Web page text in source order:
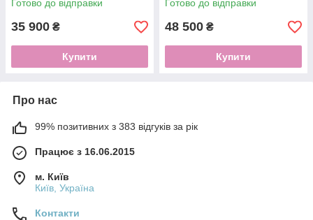
Готово до відправки
35 900 ₴
Купити
Готово до відправки
48 500 ₴
Купити
Про нас
99% позитивних з 383 відгуків за рік
Працює з 16.06.2015
м. Київ
Київ, Україна
Контакти